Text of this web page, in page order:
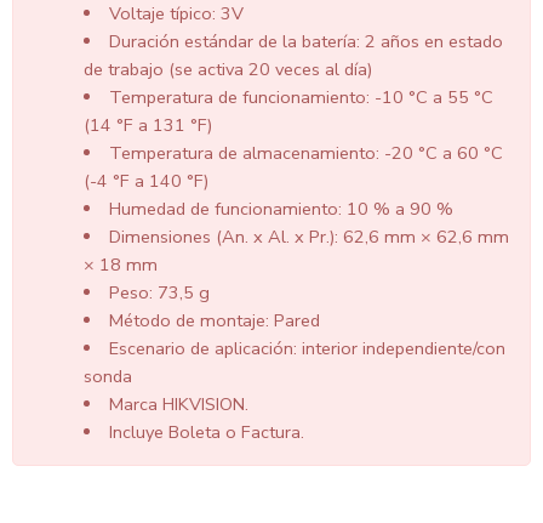
Voltaje típico: 3V
Duración estándar de la batería: 2 años en estado
de trabajo (se activa 20 veces al día)
Temperatura de funcionamiento: -10 °C a 55 °C
(14 °F a 131 °F)
Temperatura de almacenamiento: -20 °C a 60 °C
(-4 °F a 140 °F)
Humedad de funcionamiento: 10 % a 90 %
Dimensiones (An. x Al. x Pr.): 62,6 mm × 62,6 mm
× 18 mm
Peso: 73,5 g
Método de montaje: Pared
Escenario de aplicación: interior independiente/con
sonda
Marca HIKVISION.
Incluye Boleta o Factura.